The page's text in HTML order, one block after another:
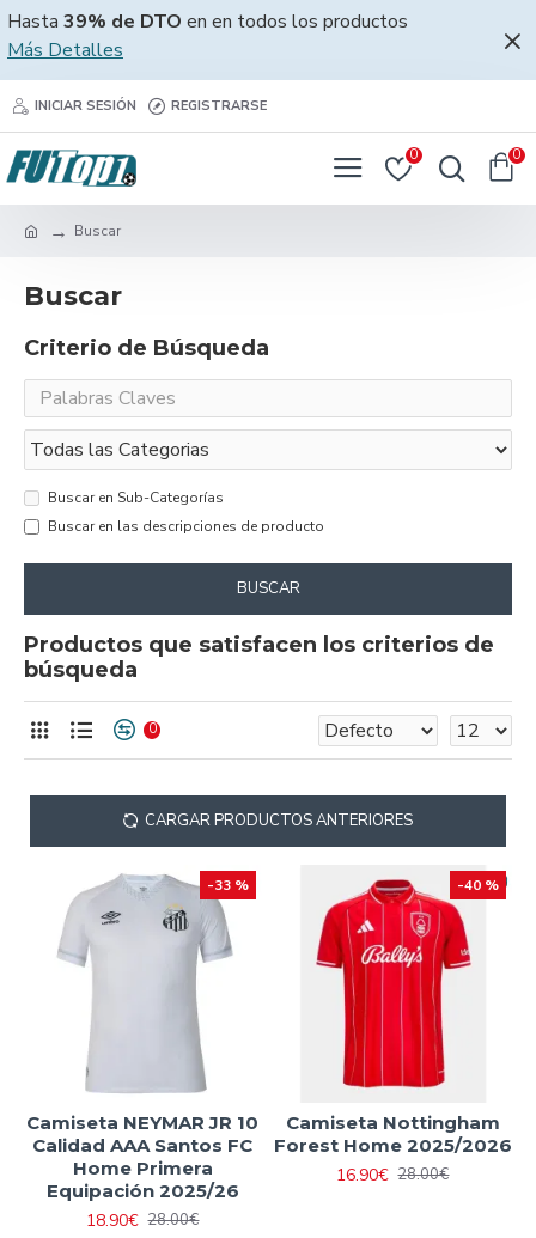
Hasta 39% de DTO en en todos los productos
Más Detalles
INICIAR SESIÓN REGISTRARSE
0 0
Buscar
Buscar
Criterio de Búsqueda
Buscar en Sub-Categorías
Buscar en las descripciones de producto
BUSCAR
Productos que satisfacen los criterios de
búsqueda
0
CARGAR PRODUCTOS ANTERIORES
-33 %
Camiseta NEYMAR JR 10
Calidad AAA Santos FC
Home Primera
Equipación 2025/26
18.90€ 28.00€
-40 %
Camiseta Nottingham
Forest Home 2025/2026
16.90€ 28.00€